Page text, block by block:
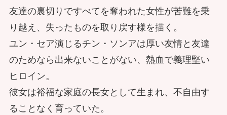
友達の裏切りですべてを奪われた女性が苦難を乗
り越え、失ったものを取り戻す様を描く。
ユン・セア演じるチン・ソンアは厚い友情と友達
のためなら出来ないことがない、熱血で義理堅い
ヒロイン。
彼女は裕福な家庭の長女として生まれ、不自由す
ることなく育っていた。